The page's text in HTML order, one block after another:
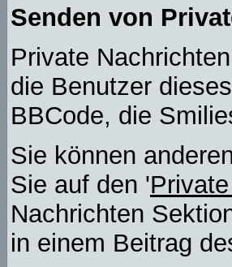
Senden von
Private
die Benutzer
BBCode, die
Sie können
Sie auf den '
Nachrichten
in einem Beitrag